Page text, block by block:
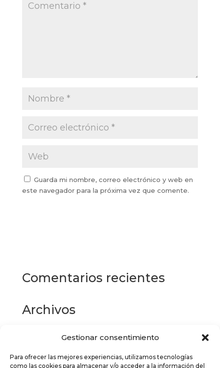
Gestionar consentimiento
Para ofrecer las mejores experiencias, utilizamos tecnologías
como las cookies para almacenar y/o acceder a la información del
Guarda mi nombre, correo electrónico y web en
este navegador para la próxima vez que comente.
Comentarios recientes
Archivos
Categorías
No hay categorías